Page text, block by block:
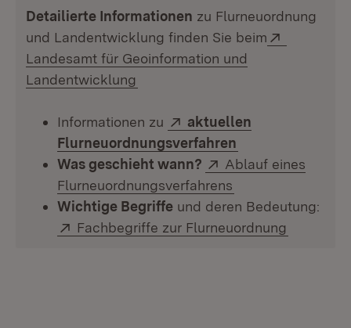
Detailierte Informationen zu Flurneuordnung
und Landentwicklung finden Sie beim
Landesamt für Geoinformation und
Landentwicklung
Informationen zu Extern:
aktuellen
Flurneuordnungsverfahren
Was geschieht wann?
Extern:
Ablauf eines
Flurneuordnungsverfahrens
Wichtige Begriffe und deren Bedeutung:
Extern:
Fachbegriffe zur Flurneuordnung